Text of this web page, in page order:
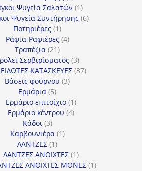
προϊόν
Ψυγεία Σαλατών 11
προϊόν
Ψυγεία Συντήρησης 66
Ποτηριέρες 11
προϊόν
Ράφια-Ραφιέρες 44
Τραπέζια 2121
προϊόντα
Σερβιρίσματος 33
προϊόντα
ΚΑΤΑΣΚΕΥΕΣ 3737
Βάσεις φούρνου 33
Ερμάρια 55
προϊόντα
Ερμάριο επιτοίχιο 11
προϊόν
Ερμάριο κέντρου 44
Κάδοι 33
προϊόντα
Καρβουνιέρα 11
ΛΑΝΤΖΕΣ 11
προϊόν
ΛΑΝΤΖΕΣ ΑΝΟΙΧΤΕΣ 11
προϊόν
ΑΝΟΙΧΤΕΣ ΜΟΝΕΣ 11